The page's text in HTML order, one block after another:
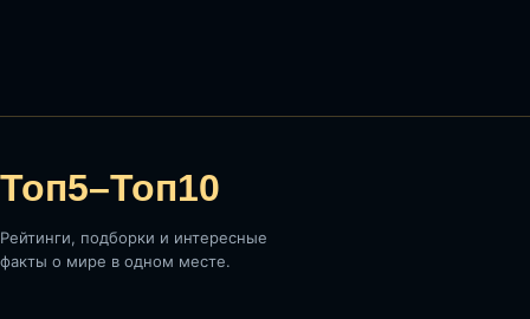
Топ5–Топ10
Рейтинги, подборки и интересные
факты о мире в одном месте.